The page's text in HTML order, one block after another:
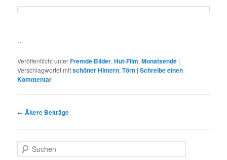
..
Veröffentlicht unterFremde Bilder,Hut-Film,Monatsende |
Verschlagwortet mitschöner Hintern,Törn |Schreibe einen
Kommentar
Beitragsnavigation
← Ältere Beiträge
u